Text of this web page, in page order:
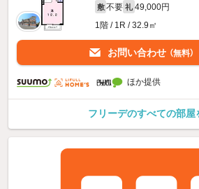
敷 不要 礼 49,000円
1階 / 1R / 32.9㎡
お問い合わせ （無料）
ほか提供
フリーデのすべての部屋